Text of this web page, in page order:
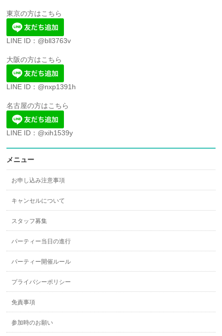
東京の方はこちら
LINE ID：@bll3763v
大阪の方はこちら
LINE ID：@nxp1391h
名古屋の方はこちら
LINE ID：@xih1539y
メニュー
お申し込み注意事項
キャンセルについて
スタッフ募集
パーティー当日の進行
パーティー開催ルール
プライバシーポリシー
免責事項
参加時のお願い